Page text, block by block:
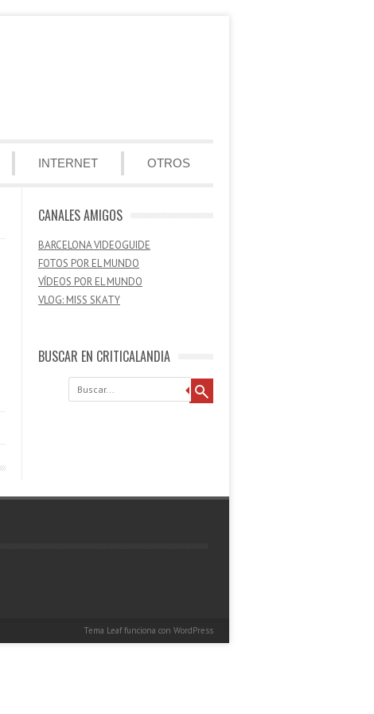
INTERNET OTROS
CANALES AMIGOS
BARCELONA VIDEOGUIDE
FOTOS POR EL MUNDO
VÍDEOS POR EL MUNDO
VLOG: MISS SKATY
BUSCAR EN CRITICALANDIA
Buscar
Tema Leaffunciona con WordPress